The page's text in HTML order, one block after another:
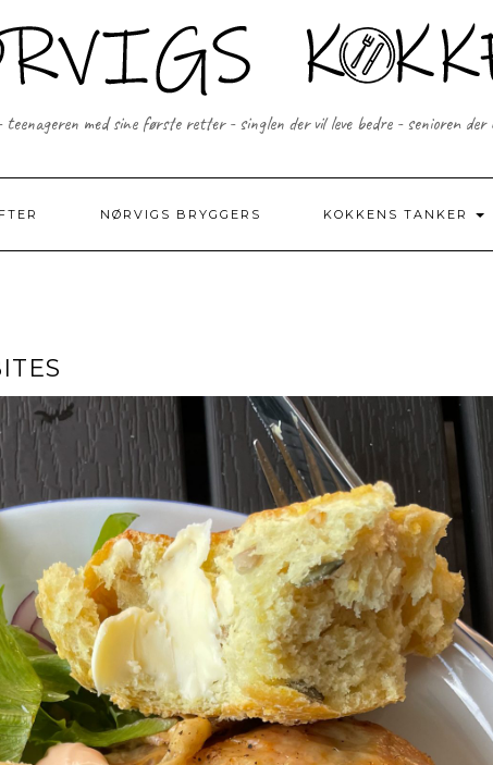
med sine første retter - singlen der vil leve bedre - senioren
NØRVIGS BRYGGERS KOKKENS TANKER